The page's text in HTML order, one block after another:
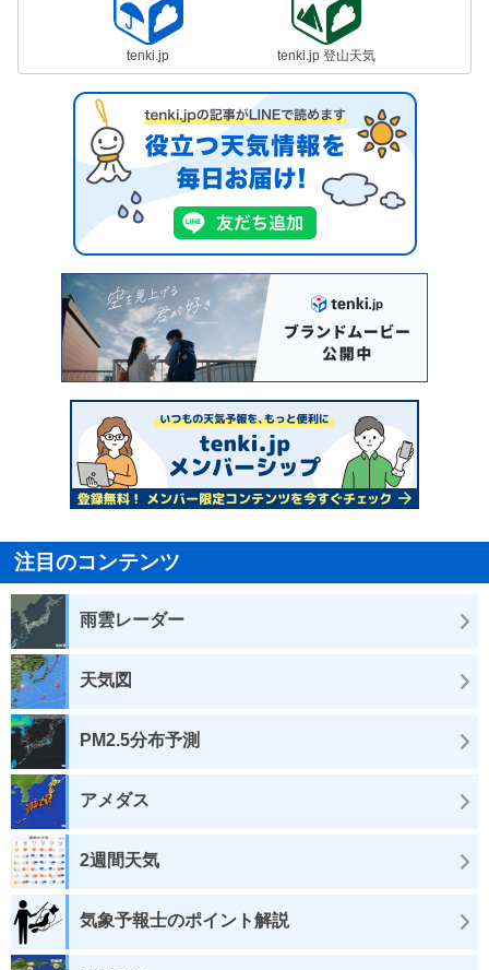
tenki.jp tenki.jp 登山天気
注目のコンテンツ
雨雲レーダー
天気図
PM2.5分布予測
アメダス
2週間天気
気象予報士のポイント解説